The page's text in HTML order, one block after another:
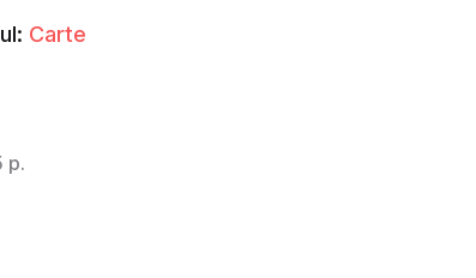
Carte